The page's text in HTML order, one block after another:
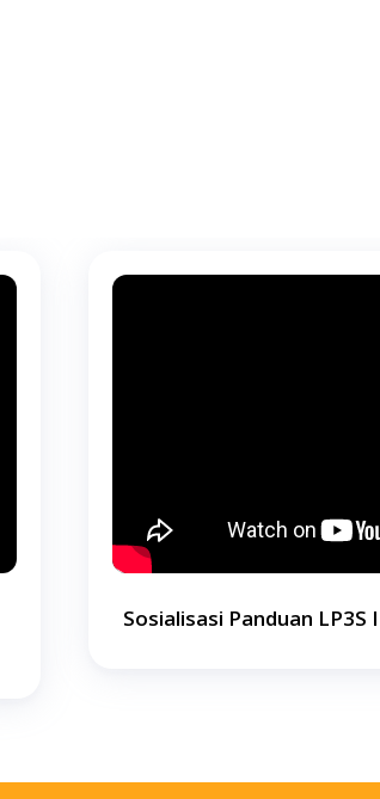
Sosialisasi Panduan LP3S